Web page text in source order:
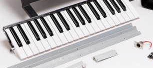
Events
Support